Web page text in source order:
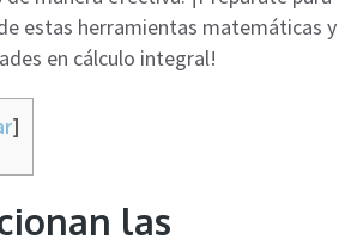
estas herramientas matemáticas y
en cálculo integral!
]
las